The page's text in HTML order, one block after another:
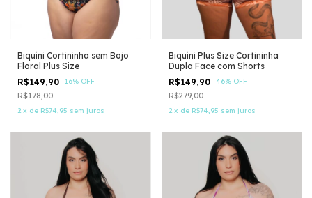
Biquíni Cortininha sem Bojo
Floral Plus Size
R$149,90 -16% OFF
R$178,00
2 x de R$74,95 sem juros
Biquíni Plus Size Cortininha
Dupla Face com Shorts
R$149,90 -46% OFF
R$279,00
2 x de R$74,95 sem juros